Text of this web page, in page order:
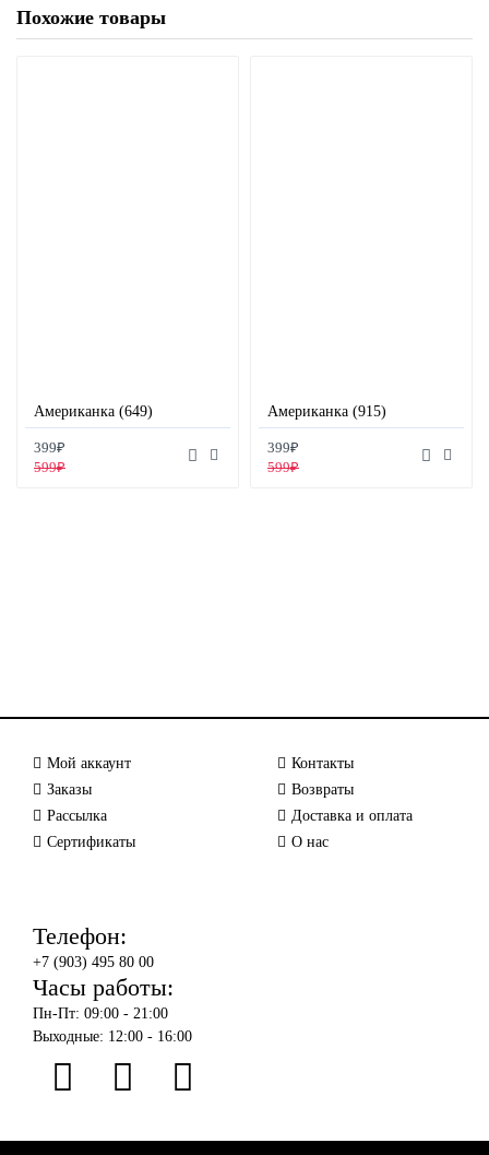
Похожие товары
Американка (649)
399₽
599₽
Американка (915)
399₽
599₽
Мой аккаунт
Заказы
Рассылка
Сертификаты
Контакты
Возвраты
Доставка и оплата
О нас
Телефон:
+7 (903) 495 80 00
Часы работы:
Пн-Пт: 09:00 - 21:00
Выходные: 12:00 - 16:00